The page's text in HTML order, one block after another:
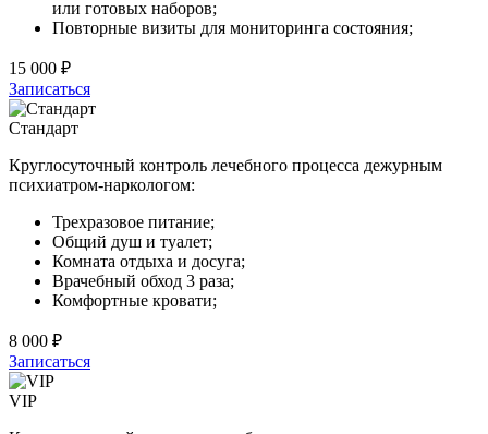
или готовых наборов;
Повторные визиты для мониторинга состояния;
15 000 ₽
Записаться
Стандарт
Круглосуточный контроль лечебного процесса дежурным
психиатром-наркологом:
Трехразовое питание;
Общий душ и туалет;
Комната отдыха и досуга;
Врачебный обход 3 раза;
Комфортные кровати;
8 000 ₽
Записаться
VIP